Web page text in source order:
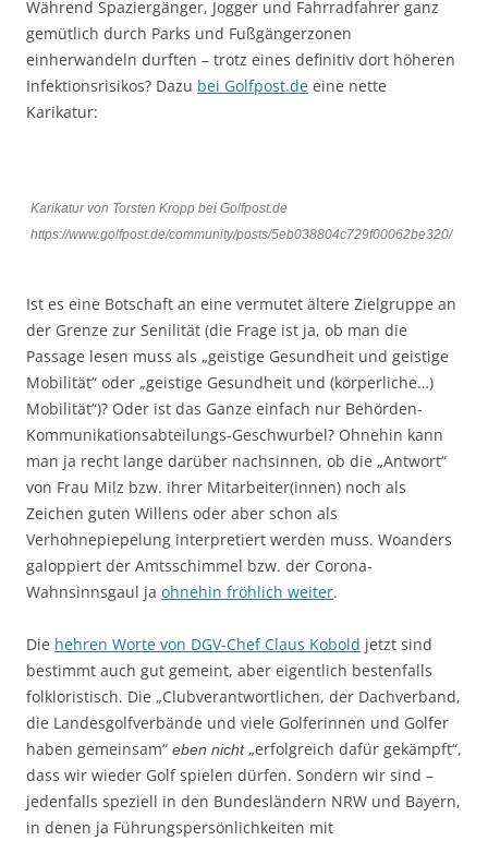
Während Spaziergänger, Jogger und Fahrradfahrer ganz
gemütlich durch Parks und Fußgängerzonen
einherwandeln durften – trotz eines definitiv dort höheren
Infektionsrisikos? Dazu bei Golfpost.de eine nette
Karikatur:
Karikatur von Torsten Kropp bei Golfpost.de
https://www.golfpost.de/community/posts/5eb038804c729f00062be320/
Ist es eine Botschaft an eine vermutet ältere Zielgruppe an
der Grenze zur Senilität (die Frage ist ja, ob man die
Passage lesen muss als „geistige Gesundheit und geistige
Mobilität“ oder „geistige Gesundheit und (körperliche…)
Mobilität“)? Oder ist das Ganze einfach nur Behörden-
Kommunikationsabteilungs-Geschwurbel? Ohnehin kann
man ja recht lange darüber nachsinnen, ob die „Antwort“
von Frau Milz bzw. ihrer Mitarbeiter(innen) noch als
Zeichen guten Willens oder aber schon als
Verhohnepiepelung interpretiert werden muss. Woanders
galoppiert der Amtsschimmel bzw. der Corona-
Wahnsinnsgaul ja ohnehin fröhlich weiter.
Die hehren Worte von DGV-Chef Claus Kobold jetzt sind
bestimmt auch gut gemeint, aber eigentlich bestenfalls
folkloristisch. Die „Clubverantwortlichen, der Dachverband,
die Landesgolfverbände und viele Golferinnen und Golfer
haben gemeinsam“ eben nicht„erfolgreich dafür gekämpft“,
dass wir wieder Golf spielen dürfen. Sondern wir sind –
jedenfalls speziell in den Bundesländern NRW und Bayern,
in denen ja Führungspersönlichkeiten mit